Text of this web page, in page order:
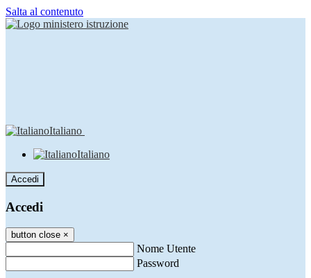
Salta al contenuto
Italiano
Italiano
Accedi
Accedi
button close ×
Nome Utente
Password